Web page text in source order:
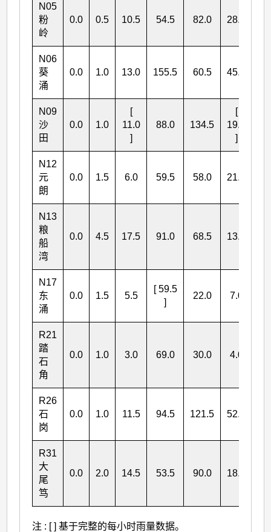
N05
粉
岭
0.0 0.5 10.5 54.5 82.0 28.0
N06
葵
涌
0.0 1.0 13.0 155.5 60.5 45.5
N09
沙
田
0.0 1.0
[
11.0
]
88.0 134.5
[
19.5
]
N12
元
朗
0.0 1.5 6.0 59.5 58.0 21.0
N13
粮
船
湾
0.0 4.5 17.5 91.0 68.5 13.0
N17
东
涌
0.0 1.5 5.5
[ 59.5
]
22.0 7.0
R21
踏
石
角
0.0 1.0 3.0 69.0 30.0 4.0
R26
石
岗
0.0 1.0 11.5 94.5 121.5 52.5
R31
大
尾
笃
0.0 2.0 14.5 53.5 90.0 18.5
注 : [ ] 基于完整的每小时雨量数据。